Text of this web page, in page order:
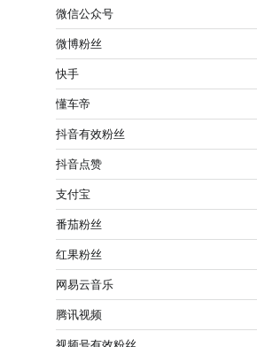
微信公众号
微博粉丝
快手
懂车帝
抖音有效粉丝
抖音点赞
支付宝
番茄粉丝
红果粉丝
网易云音乐
腾讯视频